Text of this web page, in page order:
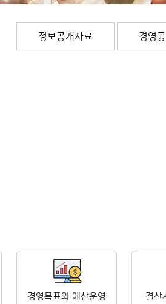
정보공개자료 경영공
경영목표와 예산운영
결산